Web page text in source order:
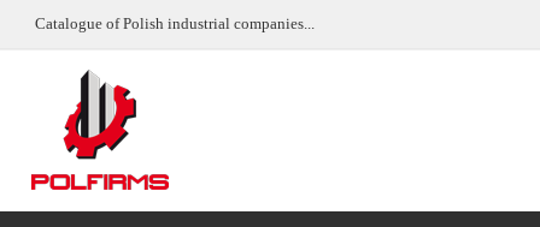
Catalogue of Polish industrial companies...